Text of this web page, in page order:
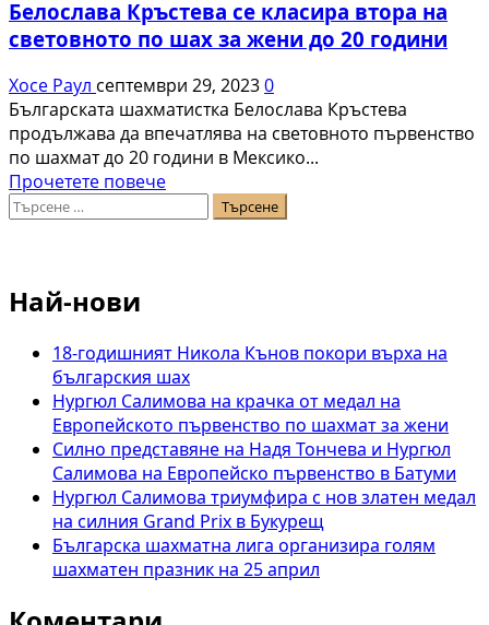
гросмайсторът,
който
българския
шахмат
Белослава Кръстева се класира втора на
световното по шах за жени до 20 години
Хосе Раул септември 29, 20230
Българската шахматистка Белослава Кръстева
продължава да впечатлява на световното първенство
по шахмат до 20 години в Мексико...
Прочетете повечеRead
втора
на
световното
по
шах
за
жени
до
20
години
Търсене
Най-нови
18-годишният Никола Кънов покори върха на
българския шах
Нургюл Салимова на крачка от медал на
Европейското първенство по шахмат за жени
Силно представяне на Надя Тончева и Нургюл
Салимова на Европейско първенство в Батуми
Нургюл Салимова триумфира с нов златен медал
на силния Grand Prix в Букурещ
Българска шахматна лига организира голям
шахматен празник на 25 април